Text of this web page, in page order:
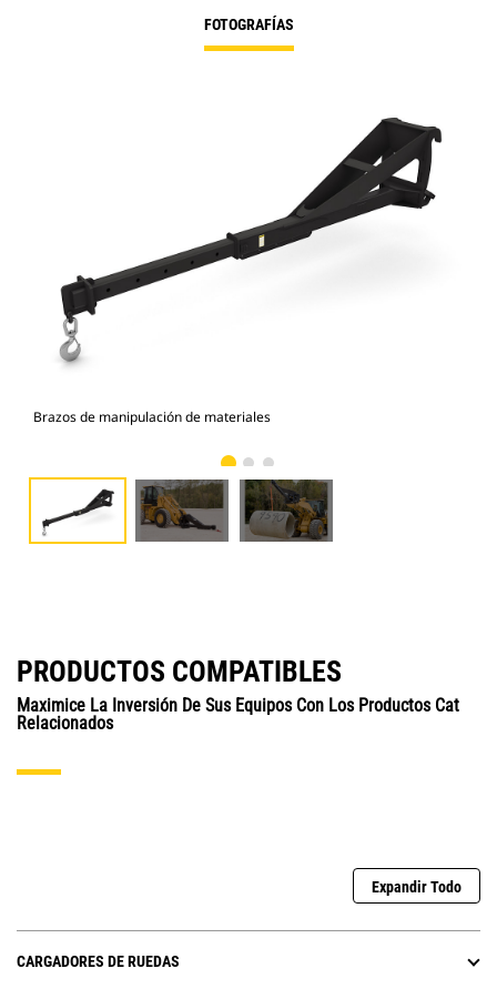
FOTOGRAFÍAS
Brazos de manipulación de materiales
PRODUCTOS COMPATIBLES
Maximice La Inversión De Sus Equipos Con Los Productos Cat
Relacionados
Expandir Todo
CARGADORES DE RUEDAS